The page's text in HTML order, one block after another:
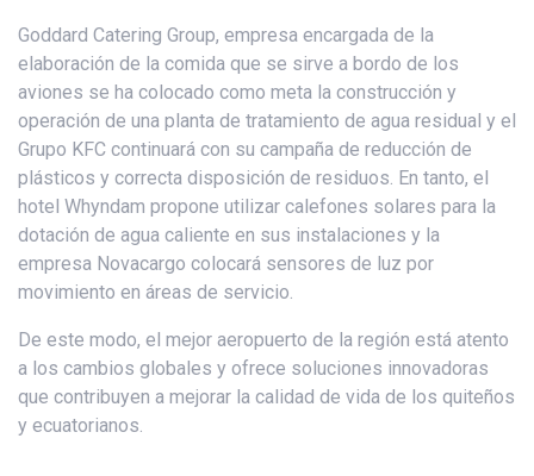
Goddard Catering Group, empresa encargada de la
elaboración de la comida que se sirve a bordo de los
aviones se ha colocado como meta la construcción y
operación de una planta de tratamiento de agua residual y el
Grupo KFC continuará con su campaña de reducción de
plásticos y correcta disposición de residuos. En tanto, el
hotel Whyndam propone utilizar calefones solares para la
dotación de agua caliente en sus instalaciones y la
empresa Novacargo colocará sensores de luz por
movimiento en áreas de servicio.
De este modo, el mejor aeropuerto de la región está atento
a los cambios globales y ofrece soluciones innovadoras
que contribuyen a mejorar la calidad de vida de los quiteños
y ecuatorianos.